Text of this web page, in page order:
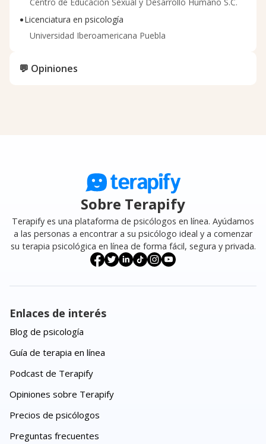
•Licenciatura en psicología
Universidad Iberoamericana Puebla
💬 Opiniones
Sobre Terapify
Terapify es una plataforma de psicólogos en línea. Ayúdamos
a las personas a encontrar a su psicólogo ideal y a comenzar
su terapia psicológica en línea de forma fácil, segura y privada.
Enlaces de interés
Blog de psicología
Guía de terapia en línea
Podcast de Terapify
Opiniones sobre Terapify
Precios de psicólogos
Preguntas frecuentes